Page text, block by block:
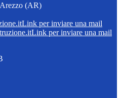
(AR)
Link per inviare una mail
Link per inviare una mail